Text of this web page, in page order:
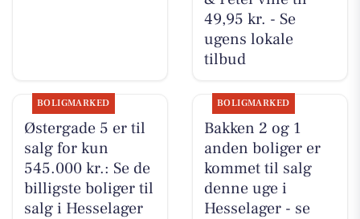
49,95 kr. - Se
ugens lokale
tilbud
BOLIGMARKED
Østergade 5 er til
salg for kun
545.000 kr.: Se de
billigste boliger til
salg i Hesselager
BOLIGMARKED
Bakken 2 og 1
anden boliger er
kommet til salg
denne uge i
Hesselager - se